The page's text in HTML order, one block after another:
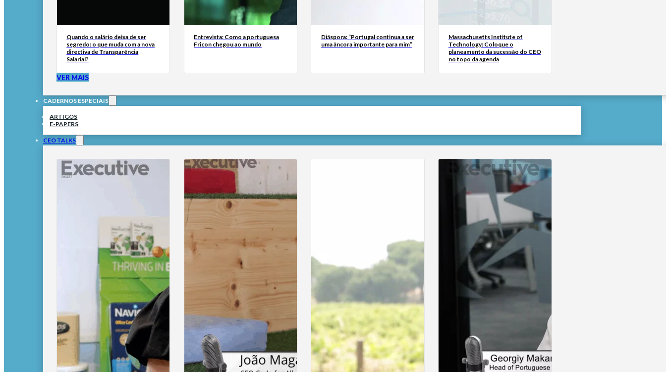
Quando o salário deixa de ser
segredo: o que muda com a nova
directiva de Transparência
Salarial?
Entrevista: Como a portuguesa
Fricon chegou ao mundo
Diáspora: “Portugal continua a ser
uma âncora importante para mim”
Massachusetts Institute of
Technology: Coloque o
planeamento da sucessão do CEO
no topo da agenda
VER MAIS
CADERNOS ESPECIAIS
ARTIGOS
E-PAPERS
CEO TALKS